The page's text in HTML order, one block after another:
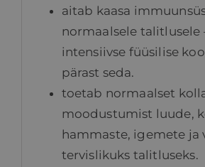
aitab kaasa
normaalsele talitlusele
intensiivse füüsilise
pärast seda.
toetab normaalset
moodustumist luude,
hammaste, igemete ja
tervislikuks talitluseks.